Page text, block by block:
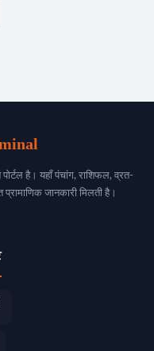
है। यहाँ पंचांग, राशिफल, व्रत-
जानकारी मिलती है।